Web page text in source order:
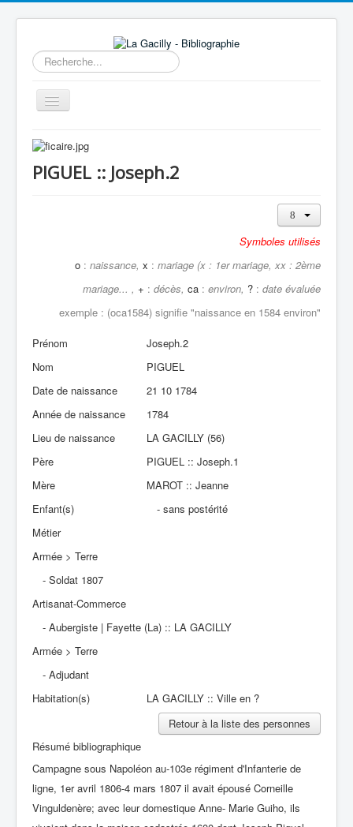
Rechercher
Basculer
la
Accueil
14e au 18e siècle
Contactez-nous
PIGUEL :: Joseph.2
Symboles utilisés
o : naissance, x : mariage (x : 1er mariage, xx : 2ème
mariage... , + : décès, ca : environ, ? : date évaluée
exemple : (oca1584) signifie "naissance en 1584 environ"
Prénom
Joseph.2
Nom
PIGUEL
Date de naissance
21 10 1784
Année de naissance
1784
Lieu de naissance
LA GACILLY (56)
Père
PIGUEL :: Joseph.1
Mère
MAROT :: Jeanne
Enfant(s)
- sans postérité
Métier
Armée > Terre
- Soldat 1807
Artisanat-Commerce
- Aubergiste | Fayette (La) :: LA GACILLY
Armée > Terre
- Adjudant
Habitation(s)
LA GACILLY :: Ville en ?
Retour à la liste des personnes
Résumé bibliographique
Campagne sous Napoléon au-103e régiment d'Infanterie de
ligne, 1er avril 1806-4 mars 1807 il avait épousé Corneille
Vinguldenère; avec leur domestique Anne- Marie Guiho, ils